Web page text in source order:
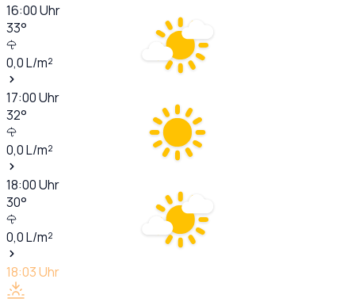
16:00Uhr
33°
0,0L/m²
17:00Uhr
32°
0,0L/m²
18:00Uhr
30°
0,0L/m²
18:03Uhr